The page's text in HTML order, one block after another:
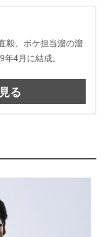
毅、ボケ担当溜の溜
4月に結成。
る